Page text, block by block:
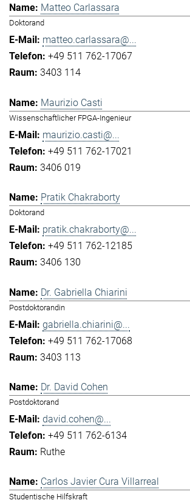
Matteo Carlassara
Doktorand
matteo.carlassara@...
+49 511 762-17067
3403 114
Maurizio Casti
Wissenschaftlicher FPGA-Ingenieur
maurizio.casti@...
+49 511 762-17021
3406 019
Pratik Chakraborty
Doktorand
pratik.chakraborty@...
+49 511 762-12185
3406 130
Dr. Gabriella Chiarini
Postdoktorandin
gabriella.chiarini@...
+49 511 762-17068
3403 113
Dr. David Cohen
Postdoktorand
david.cohen@...
+49 511 762-6134
Ruthe
Carlos Javier Cura Villarreal
Studentische Hilfskraft